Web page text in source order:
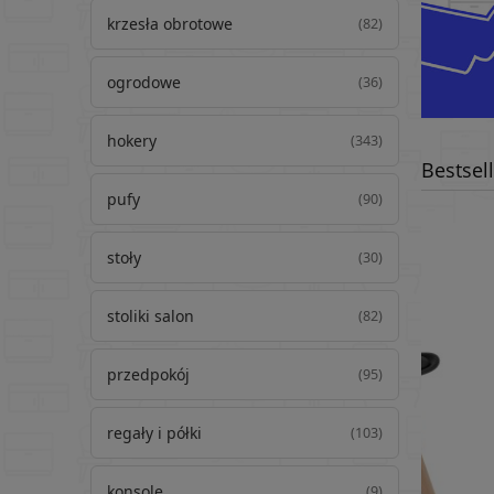
krzesła obrotowe (82)
ogrodowe (36)
hokery (343)
pufy (90)
stoły (30)
stoliki salon (82)
przedpokój (95)
regały i półki (103)